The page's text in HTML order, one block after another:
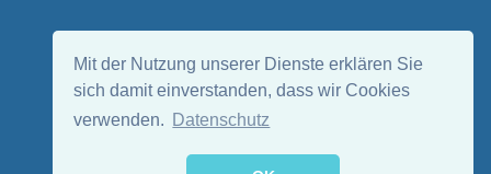
Mit der Nutzung unserer Dienste erklären Sie
sich damit einverstanden, dass wir Cookies
verwenden.
Datenschutz
EN